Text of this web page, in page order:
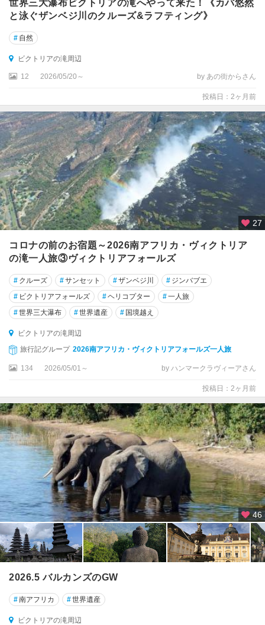
世界三大瀑布ビクトリアの滝へやって来た！《カバ悠然
と泳ぐザンベジ川のクルーズ&ラフティング》
# 自然
ビクトリアの滝周辺
12 2026/05/20～ by あの街からさん
投稿日：2ヶ月前
27
コロナの前のお宿題～2026南アフリカ・ヴィクトリア
の滝一人旅③ヴィクトリアフォールズ
# クルーズ #サンセット #ザンベジ川 # ジンバブエ
# ビクトリアフォールズ #ヘリコプター #一人旅
#世界三大瀑布 #世界遺産 # 国境越え
ビクトリアの滝周辺
旅行記グループ 2026南アフリカ・ヴィクトリアフォールズ一人旅
134 2026/05/01～ by ハンマークラヴィーアさん
投稿日：2ヶ月前
46
2026.5 バルカンズのGW
#南アフリカ #世界遺産
ビクトリアの滝周辺